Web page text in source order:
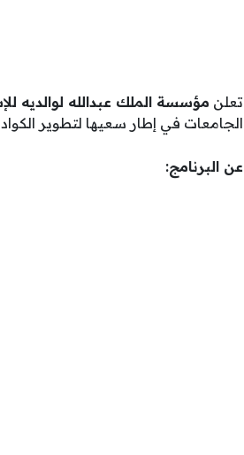
تعلن مؤسسة الملك عبدالله لوالديه
الجامعات في إطار سعيها لتطوير
عن البرنامج: